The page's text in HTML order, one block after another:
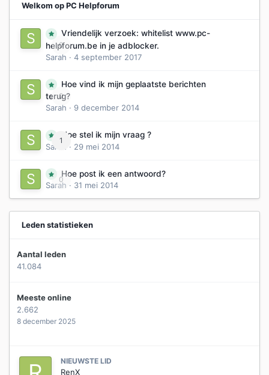
Welkom op PC Helpforum
0
Vriendelijk verzoek: whitelist www.pc-
helpforum.be in je adblocker.
Sarah · 4 september 2017
0
Hoe vind ik mijn geplaatste berichten
terug?
Sarah · 9 december 2014
1
Hoe stel ik mijn vraag ?
Sarah
· 29 mei 2014
0
Hoe post ik een antwoord?
Sarah · 31 mei 2014
Leden statistieken
Aantal leden
41.084
Meeste online
2.662
8 december 2025
NIEUWSTE LID
RenX